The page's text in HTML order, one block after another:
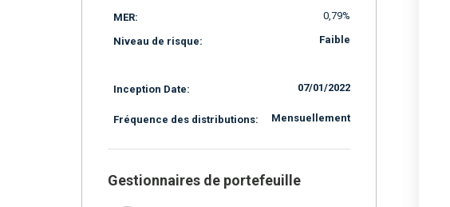
MER: 0,79%
Niveau de risque: Faible
Inception Date: 07/01/2022
Fréquence des distributions: Mensuellement
Gestionnaires de portefeuille